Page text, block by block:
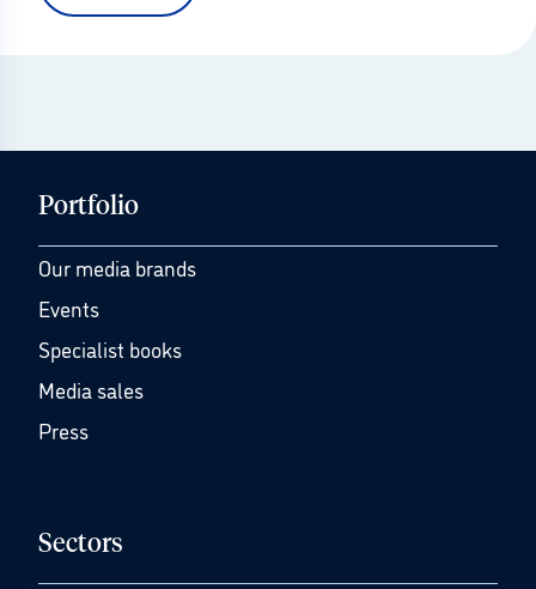
Portfolio
Our media brands
Events
Specialist books
Media sales
Press
Sectors